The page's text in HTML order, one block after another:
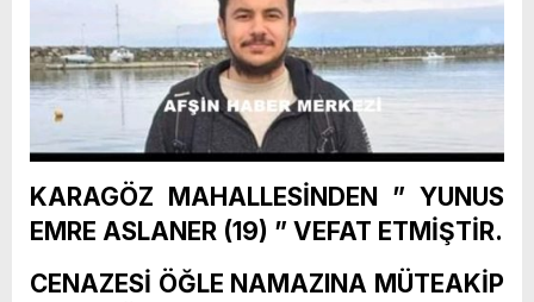
KARAGÖZ MAHALLESİNDEN ” YUNUS
EMRE ASLANER (19) ” VEFAT ETMİŞTİR.
CENAZESİ ÖĞLE NAMAZINA MÜTEAKİP